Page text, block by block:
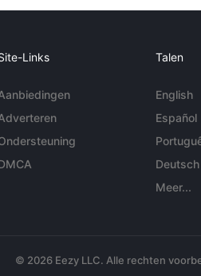
Links Talen
English
Español
Deutsch
Meer...
© 2026 Eezy LLC. Alle rechten